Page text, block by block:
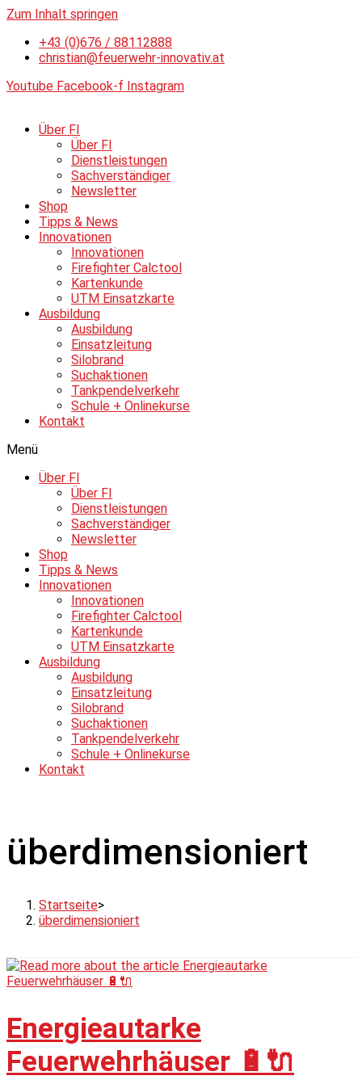
Zum Inhalt springen
+43 (0)676 / 88112888
christian@feuerwehr-innovativ.at
Youtube Facebook-f Instagram
Über FI
Über FI
Dienstleistungen
Sachverständiger
Newsletter
Shop
Tipps & News
Innovationen
Innovationen
Firefighter Calctool
Kartenkunde
UTM Einsatzkarte
Ausbildung
Ausbildung
Einsatzleitung
Silobrand
Suchaktionen
Tankpendelverkehr
Schule + Onlinekurse
Kontakt
Menü
Über FI
Über FI
Dienstleistungen
Sachverständiger
Newsletter
Shop
Tipps & News
Innovationen
Innovationen
Firefighter Calctool
Kartenkunde
UTM Einsatzkarte
Ausbildung
Ausbildung
Einsatzleitung
Silobrand
Suchaktionen
Tankpendelverkehr
Schule + Onlinekurse
Kontakt
überdimensioniert
Startseite>
überdimensioniert
Energieautarke
Feuerwehrhäuser 🔋🔌